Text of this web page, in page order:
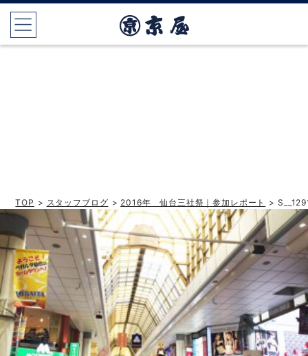
TOP > スタッフブログ > 2016年 仙台三社祭｜参加レポート >